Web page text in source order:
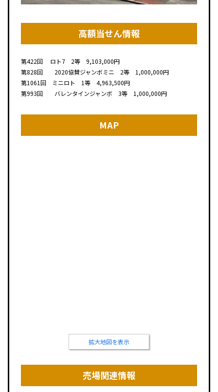
高額当せん情報
第422回 ロト7 2等 9,103,000円
第828回 2020協賛ジャンボミニ 2等 1,000,000円
第1061回 ミニロト 1等 4,963,500円
第993回 バレンタインジャンボ 3等 1,000,000円
MAP
拡大地図を表示
売場関連情報